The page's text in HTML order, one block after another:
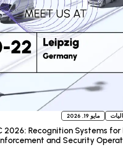
مايو 19, 2026
2026: Recognition Systems for
and Security